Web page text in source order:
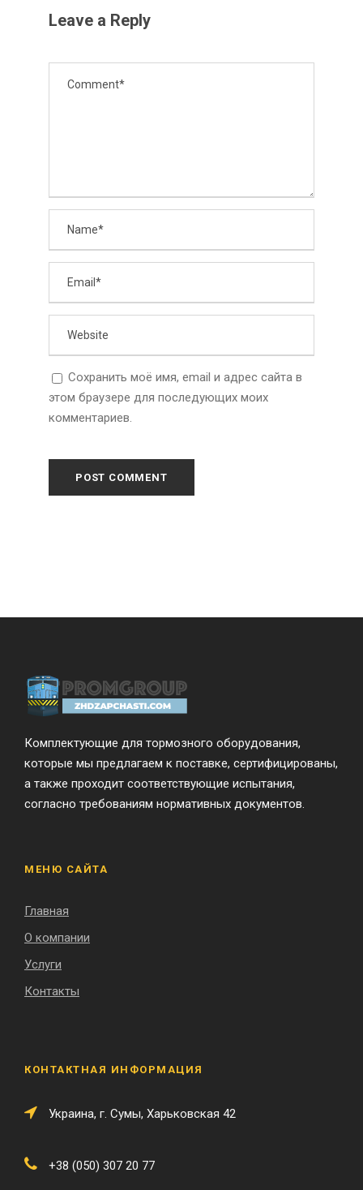
Leave a Reply
Сохранить моё имя, email и адрес сайта в
этом браузере для последующих моих
комментариев.
Комплектующие для тормозного оборудования,
которые мы предлагаем к поставке, сертифицированы,
а также проходит соответствующие испытания,
согласно требованиям нормативных документов.
МЕНЮ САЙТА
Главная
О компании
Услуги
Контакты
КОНТАКТНАЯ ИНФОРМАЦИЯ
Украина, г. Сумы, Харьковская 42
+38 (050) 307 20 77